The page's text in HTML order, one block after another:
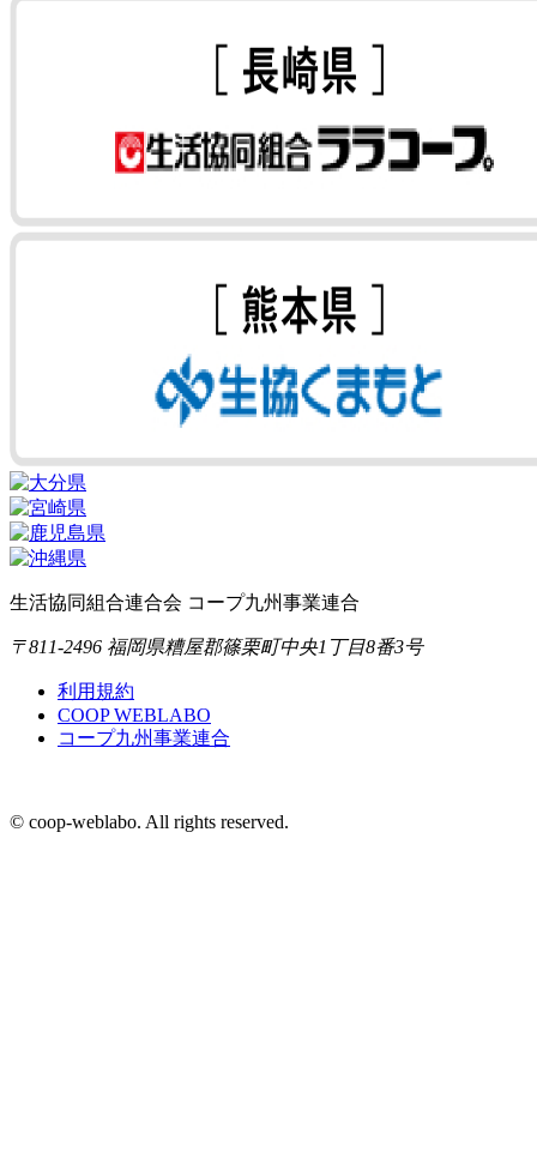
生活協同組合連合会 コープ九州事業連合
〒811-2496 福岡県糟屋郡篠栗町中央1丁目8番3号
利用規約
COOP WEBLABO
コープ九州事業連合
© coop-weblabo. All rights reserved.